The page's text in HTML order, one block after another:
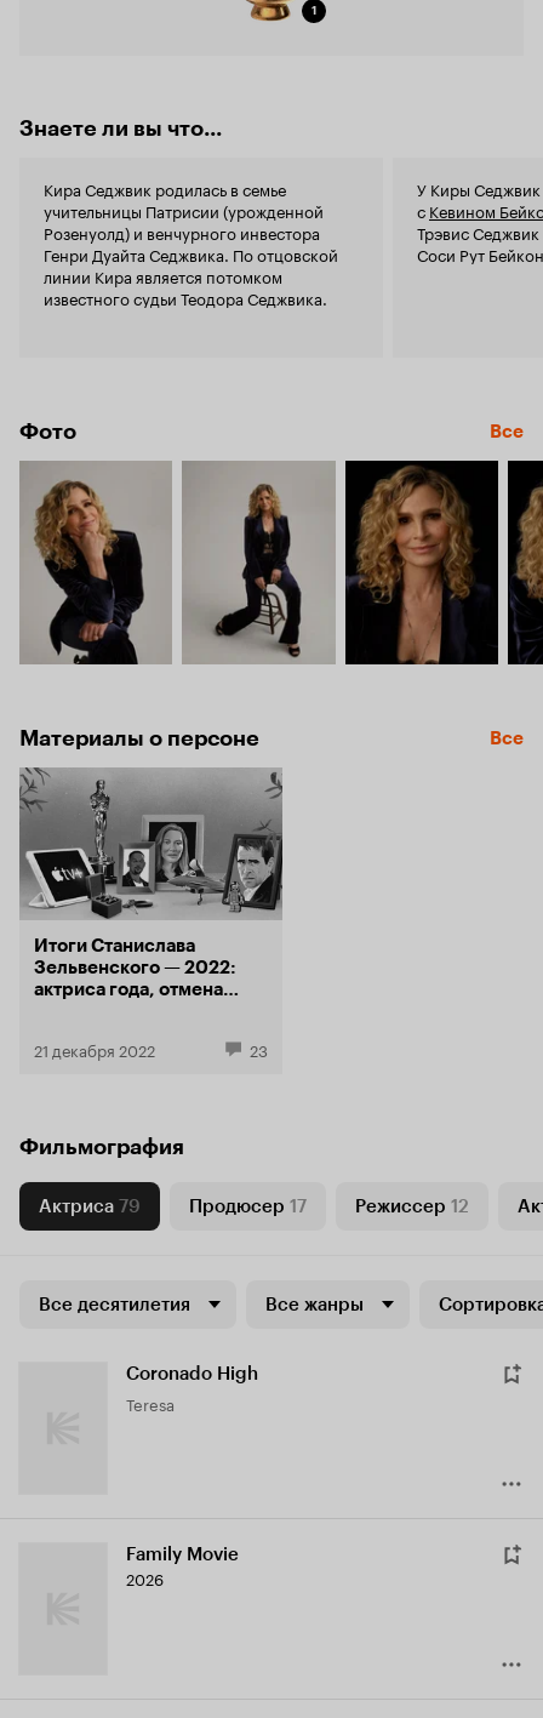
1
Знаете ли вы что...
Кира Седжвик родилась в семье
учительницы Патрисии (урожденной
Розенуолд) и венчурного инвестора
Генри Дуайта Седжвика. По отцовской
линии Кира является потомком
известного судьи Теодора Седжвика.
У Киры Седжвик
с Кевином
Трэвис
Соси Рут
Фото Все
Материалы о персоне Все
Итоги Станислава
Зельвенского — 2022:
актриса года, отмена
и сериалы
21 декабря 2022 23
Фильмография
Актриса 79 Продюсер 17 Режиссер 12
Все десятилетия Все жанры
Coronado High
Teresa
Family Movie
2026